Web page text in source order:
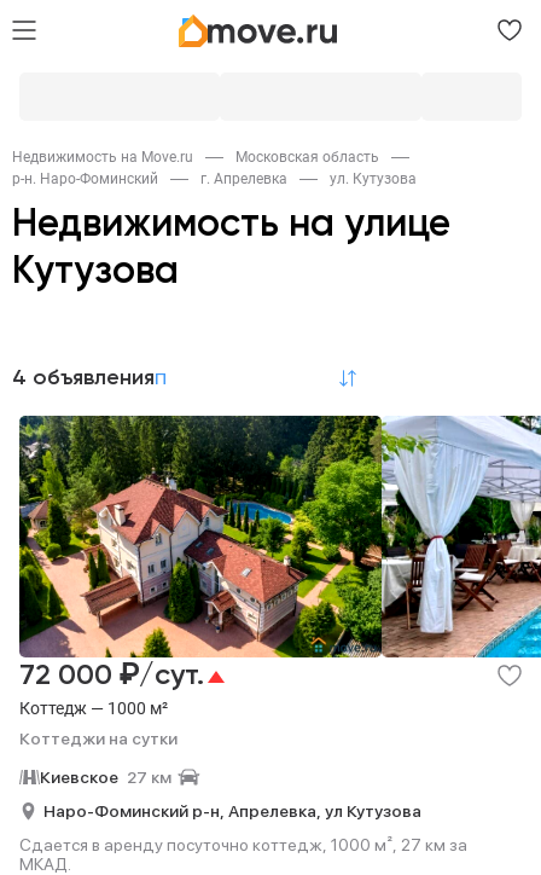
Недвижимость на Move.ru
Московская область
р-н. Наро-Фоминский
г. Апрелевка ул. Кутузова
Недвижимость на улице
Кутузова
Аренда
Коттеджи на сутки 3
Посуточно
Коттеджи на сутки
4 объявления
Коттедж — 1000 м²
Коттеджи на сутки
72 000 ₽/сут.
Киевское 27 км
Наро-Фоминский р-н, Апрелевка, ул Кутузова
Сдается в аренду посуточно коттедж, 1000 м², 27 км за
МКАД.